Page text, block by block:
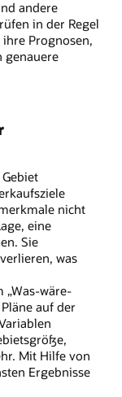
andere
in der Regel
Prognosen,
genauere
nicht
eine
Sie
was
„Was-wäre-
auf der
Mit Hilfe von
Ergebnisse